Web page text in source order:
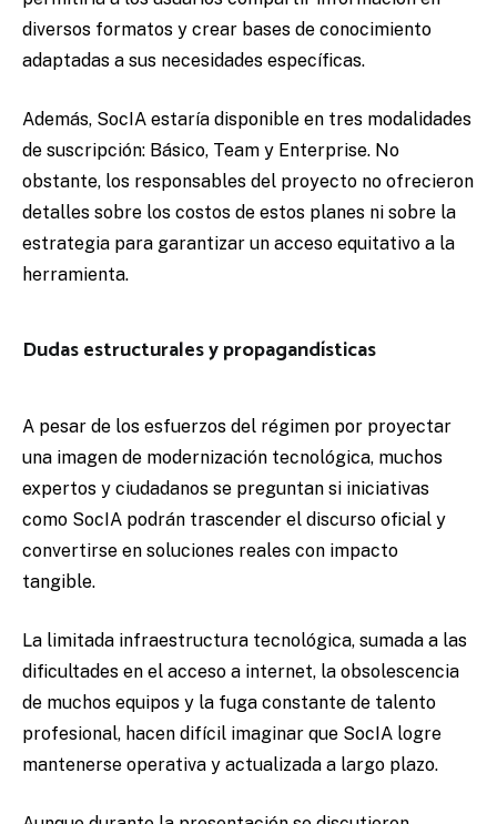
diversos formatos y crear bases de conocimiento
adaptadas a sus necesidades específicas.
Además, SocIA estaría disponible en tres modalidades
de suscripción: Básico, Team y Enterprise. No
obstante, los responsables del proyecto no ofrecieron
detalles sobre los costos de estos planes ni sobre la
estrategia para garantizar un acceso equitativo a la
herramienta.
Dudas estructurales y propagandísticas
A pesar de los esfuerzos del régimen por proyectar
una imagen de modernización tecnológica, muchos
expertos y ciudadanos se preguntan si iniciativas
como SocIA podrán trascender el discurso oficial y
convertirse en soluciones reales con impacto
tangible.
La limitada infraestructura tecnológica, sumada a las
dificultades en el acceso a internet, la obsolescencia
de muchos equipos y la fuga constante de talento
profesional, hacen difícil imaginar que SocIA logre
mantenerse operativa y actualizada a largo plazo.